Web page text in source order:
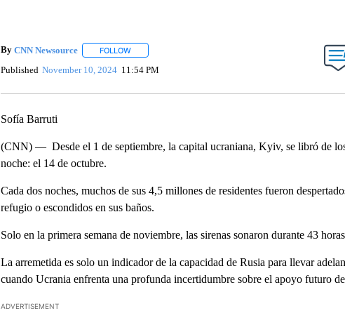
By CNN Newsource FOLLOWFOLLOW "" TO RECEIVE NOTIFICATIONS ABOUT NEW
Published November 10, 2024 11:54 PM
Sofía Barruti
(CNN) — Desde el 1 de septiembre, la capital ucraniana, Kyiv, se libró de
noche: el 14 de octubre.
Cada dos noches, muchos de sus 4,5 millones de residentes fueron
refugio o escondidos en sus baños.
Solo en la primera semana de noviembre, las sirenas sonaron durante 43
La arremetida es solo un indicador de la capacidad de Rusia para llevar
cuando Ucrania enfrenta una profunda incertidumbre sobre el apoyo futuro
ADVERTISEMENT